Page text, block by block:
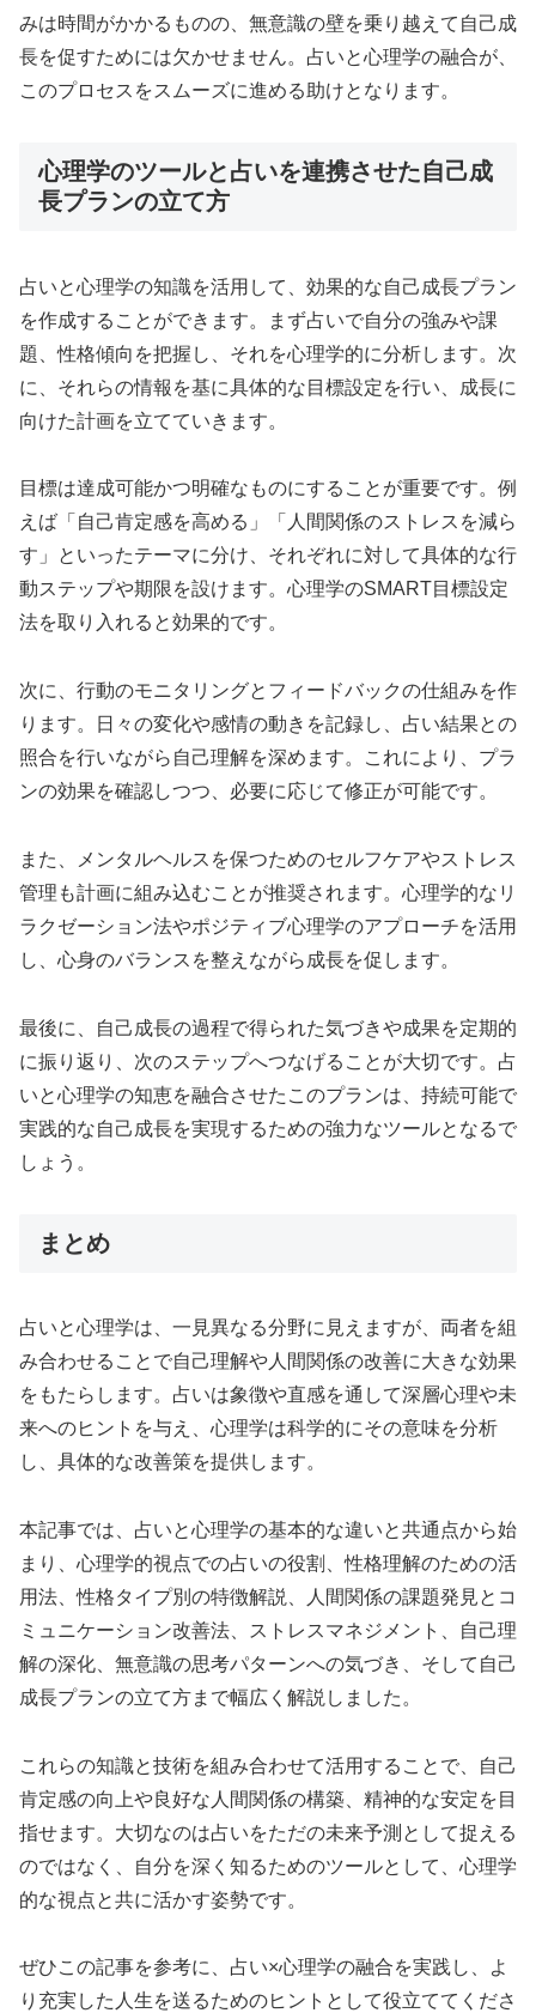
みは時間がかかるものの、無意識の壁を乗り越えて自己成
長を促すためには欠かせません。占いと心理学の融合が、
このプロセスをスムーズに進める助けとなります。
心理学のツールと占いを連携させた自己成
長プランの立て方
占いと心理学の知識を活用して、効果的な自己成長プラン
を作成することができます。まず占いで自分の強みや課
題、性格傾向を把握し、それを心理学的に分析します。次
に、それらの情報を基に具体的な目標設定を行い、成長に
向けた計画を立てていきます。
目標は達成可能かつ明確なものにすることが重要です。例
えば「自己肯定感を高める」「人間関係のストレスを減ら
す」といったテーマに分け、それぞれに対して具体的な行
動ステップや期限を設けます。心理学のSMART目標設定
法を取り入れると効果的です。
次に、行動のモニタリングとフィードバックの仕組みを作
ります。日々の変化や感情の動きを記録し、占い結果との
照合を行いながら自己理解を深めます。これにより、プラ
ンの効果を確認しつつ、必要に応じて修正が可能です。
また、メンタルヘルスを保つためのセルフケアやストレス
管理も計画に組み込むことが推奨されます。心理学的なリ
ラクゼーション法やポジティブ心理学のアプローチを活用
し、心身のバランスを整えながら成長を促します。
最後に、自己成長の過程で得られた気づきや成果を定期的
に振り返り、次のステップへつなげることが大切です。占
いと心理学の知恵を融合させたこのプランは、持続可能で
実践的な自己成長を実現するための強力なツールとなるで
しょう。
まとめ
占いと心理学は、一見異なる分野に見えますが、両者を組
み合わせることで自己理解や人間関係の改善に大きな効果
をもたらします。占いは象徴や直感を通して深層心理や未
来へのヒントを与え、心理学は科学的にその意味を分析
し、具体的な改善策を提供します。
本記事では、占いと心理学の基本的な違いと共通点から始
まり、心理学的視点での占いの役割、性格理解のための活
用法、性格タイプ別の特徴解説、人間関係の課題発見とコ
ミュニケーション改善法、ストレスマネジメント、自己理
解の深化、無意識の思考パターンへの気づき、そして自己
成長プランの立て方まで幅広く解説しました。
これらの知識と技術を組み合わせて活用することで、自己
肯定感の向上や良好な人間関係の構築、精神的な安定を目
指せます。大切なのは占いをただの未来予測として捉える
のではなく、自分を深く知るためのツールとして、心理学
的な視点と共に活かす姿勢です。
ぜひこの記事を参考に、占い×心理学の融合を実践し、よ
り充実した人生を送るためのヒントとして役立ててくださ